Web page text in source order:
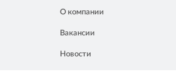
О компании
Вакансии
Новости